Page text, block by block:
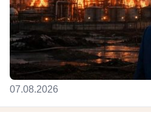
07.08.2026